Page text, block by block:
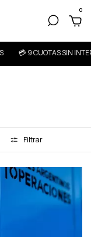
0
💳 9 CUOTAS SIN
Filtrar